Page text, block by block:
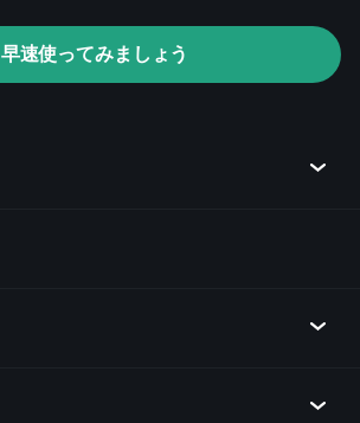
AIによる日々の市場インサイ
早速使ってみましょう